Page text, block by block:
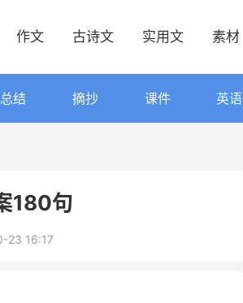
作文 古诗文 实用文 素材
总结 摘抄 课件 英语
180句
23 16:17